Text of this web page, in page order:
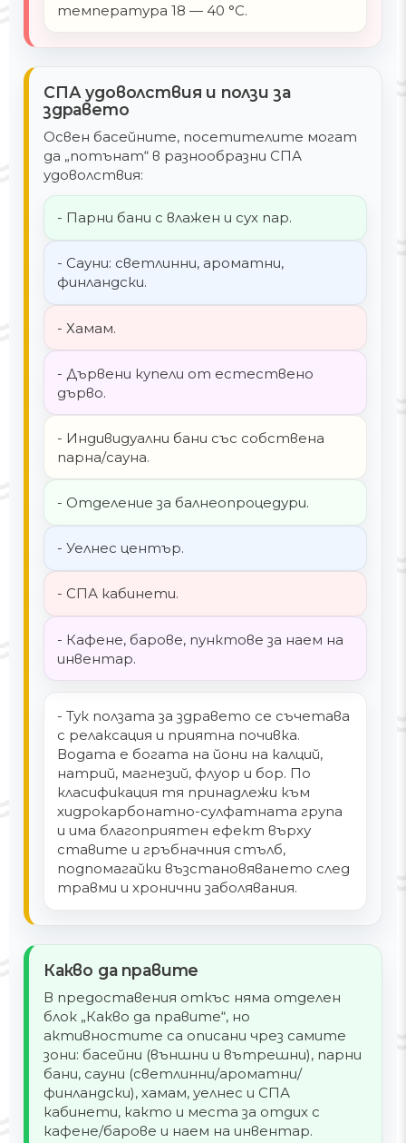
температура 18 — 40 °C.
СПА удоволствия и ползи за
здравето
Освен басейните, посетителите могат
да „потънат“ в разнообразни СПА
удоволствия:
- Парни бани с влажен и сух пар.
- Сауни: светлинни, ароматни,
финландски.
- Хамам.
- Дървени купели от естествено
дърво.
- Индивидуални бани със собствена
парна/сауна.
- Отделение за балнеопроцедури.
- Уелнес център.
- СПА кабинети.
- Кафене, барове, пунктове за наем на
инвентар.
- Тук ползата за здравето се съчетава
с релаксация и приятна почивка.
Водата е богата на йони на калций,
натрий, магнезий, флуор и бор. По
класификация тя принадлежи към
хидрокарбонатно-сулфатната група
и има благоприятен ефект върху
ставите и гръбначния стълб,
подпомагайки възстановяването след
травми и хронични заболявания.
Какво да правите
В предоставения откъс няма отделен
блок „Какво да правите“, но
активностите са описани чрез самите
зони: басейни (външни и вътрешни), парни
бани, сауни (светлинни/ароматни/
финландски), хамам, уелнес и СПА
кабинети, както и места за отдих с
кафене/барове и наем на инвентар.